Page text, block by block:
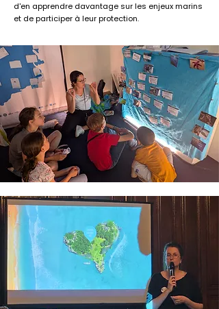
d'en apprendre davantage sur les enjeux marins
et de participer à leur protection.